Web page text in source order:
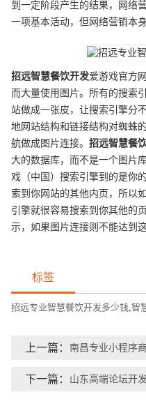
到一定阶段产生的结果，网络
一项基本活动，但网络营销本
招远智慧餐饮开发爱游戏官方
而大量使用图片。所有的搜索
站做成一张皮，让搜索引擎分
地网站结构和链接结构对蜘蛛
航做成图片连接。 招远智慧餐
大的数据库，而不是一个图片
戏（中国）搜索引擎到的是你
索到你网站的其他内页，所以
引擎就很容易搜索到你其他的
示，如果图片连接则不能达到这
标签
招远专业智慧餐饮开发多少钱,智
上一篇： 南昌专业小程序
下一篇： 山东高端论坛开